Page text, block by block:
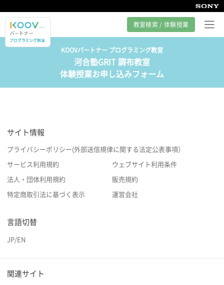
教室検索 / 体験授業
プログラミング教室とは
カリキュラム紹介
サポート
KOOVパートナー プログラミング教室
河合塾GRIT 調布教室
体験授業お申し込みフォーム
サイト情報
プライバシーポリシー(外部送信規律に関する法定公表事項）
サービス利用規約 ウェブサイト利用条件
法人・団体利用規約 販売規約
特定商取引法に基づく表示 運営会社
言語切替
JP/EN
関連サイト